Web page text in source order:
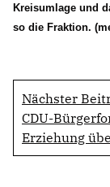
CDU
Kreisumlage und
so die Fraktion.
Nächster
CDU-
Erziehung